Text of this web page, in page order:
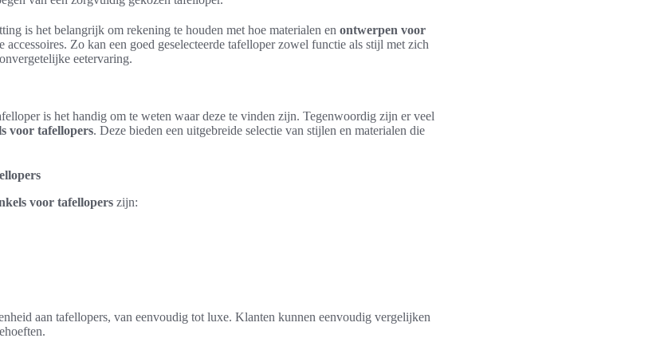
is het belangrijk om rekening te houden met hoe materialen en ontwerpen voor
accessoires. Zo kan een goed geselecteerde tafelloper zowel functie als stijl met zich
eetervaring.
is het handig om te weten waar deze te vinden zijn. Tegenwoordig zijn er veel
voor tafellopers. Deze bieden een uitgebreide selectie van stijlen en materialen die
voor tafellopers zijn:
aan tafellopers, van eenvoudig tot luxe. Klanten kunnen eenvoudig vergelijken